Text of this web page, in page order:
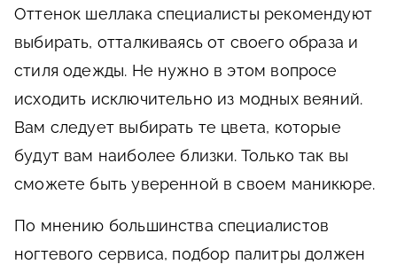
Оттенок шеллака специалисты рекомендуют
выбирать, отталкиваясь от своего образа и
стиля одежды. Не нужно в этом вопросе
исходить исключительно из модных веяний.
Вам следует выбирать те цвета, которые
будут вам наиболее близки. Только так вы
сможете быть уверенной в своем маникюре.
По мнению большинства специалистов
ногтевого сервиса, подбор палитры должен